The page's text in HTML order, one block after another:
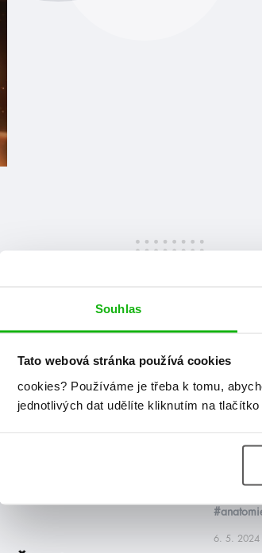
Souhlas
Tato webová stránka používá cookies
cookies? Používáme je třeba k tomu,
jednotlivých dat udělíte kliknutím na tlačítko
tě mohly zajímat
6. 5. 2024